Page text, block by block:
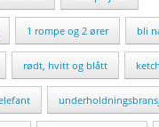
1 rompe og 2 ører bli
rødt, hvitt og blått